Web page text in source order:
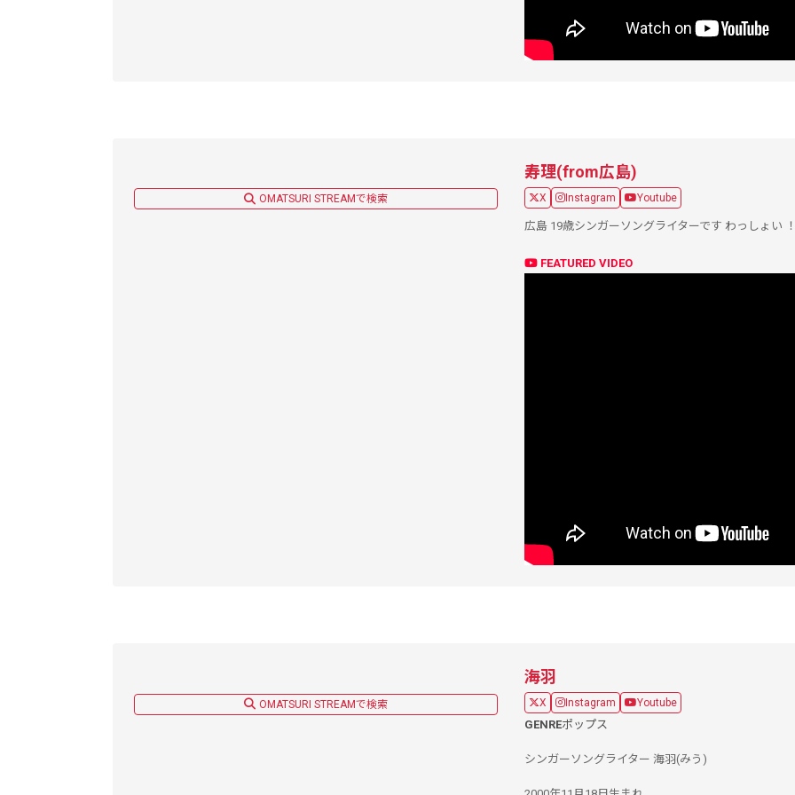
OMATSURI STREAMで検索
寿理(from広島)
X Instagram Youtube
広島 19歳シンガーソングライターです わっしょい
FEATURED VIDEO
OMATSURI STREAMで検索
海羽
X Instagram Youtube
GENREポップス
シンガーソングライター 海羽(みう)